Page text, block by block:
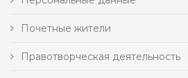
Почетные жители
Правотворческая деятельность